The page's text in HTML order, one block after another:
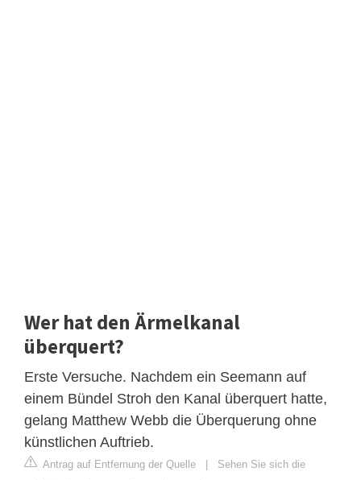
Wer hat den Ärmelkanal
überquert?
Erste Versuche. Nachdem ein Seemann auf
einem Bündel Stroh den Kanal überquert hatte,
gelang Matthew Webb die Überquerung ohne
künstlichen Auftrieb.
Antrag auf Entfernung der Quelle | Sehen Sie sich die